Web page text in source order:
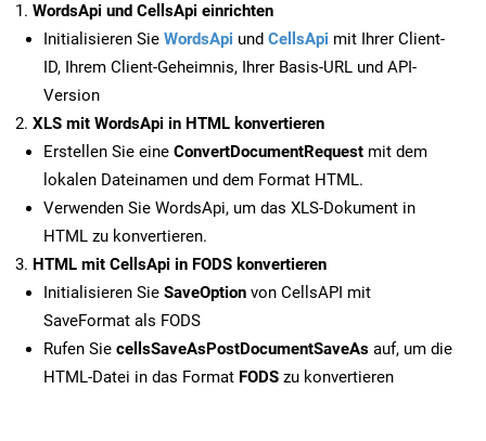
WordsApi und CellsApi einrichten
Initialisieren Sie WordsApi und CellsApi mit Ihrer Client-
ID, Ihrem Client-Geheimnis, Ihrer Basis-URL und API-
Version
XLS mit WordsApi in HTML konvertieren
Erstellen Sie eine ConvertDocumentRequest mit dem
lokalen Dateinamen und dem Format HTML.
Verwenden Sie WordsApi, um das XLS-Dokument in
HTML zu konvertieren.
HTML mit CellsApi in FODS konvertieren
Initialisieren Sie SaveOption von CellsAPI mit
SaveFormat als FODS
Rufen Sie cellsSaveAsPostDocumentSaveAs auf, um die
HTML-Datei in das Format FODS zu konvertieren